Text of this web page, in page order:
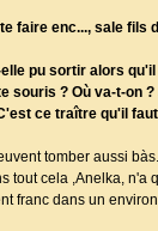
faire enc..., sale fils
pu sortir alors
? Où va-t-on
ce traître qu'il
tomber aussi
cela ,Anelka,
franc dans un